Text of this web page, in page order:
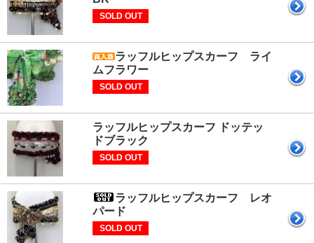
SOLD OUT
ラッフルヒップスカーフ ライ
ムフラワー
SOLD OUT
ラッフルヒップスカーフ ドッテッ
ドブラック
SOLD OUT
ラッフルヒップスカーフ レオ
パード
SOLD OUT